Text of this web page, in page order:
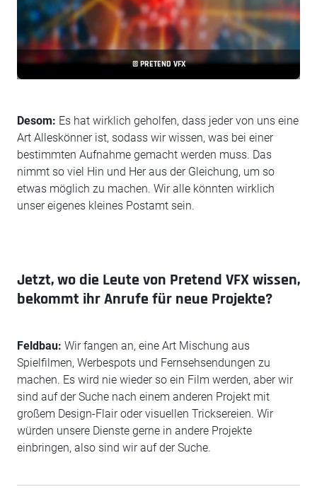
© PRETEND VFX
Desom: Es hat wirklich geholfen, dass jeder von uns eine
Art Alleskönner ist, sodass wir wissen, was bei einer
bestimmten Aufnahme gemacht werden muss. Das
nimmt so viel Hin und Her aus der Gleichung, um so
etwas möglich zu machen. Wir alle könnten wirklich
unser eigenes kleines Postamt sein.
Jetzt, wo die Leute von Pretend VFX wissen,
bekommt ihr Anrufe für neue Projekte?
Feldbau: Wir fangen an, eine Art Mischung aus
Spielfilmen, Werbespots und Fernsehsendungen zu
machen. Es wird nie wieder so ein Film werden, aber wir
sind auf der Suche nach einem anderen Projekt mit
großem Design-Flair oder visuellen Tricksereien. Wir
würden unsere Dienste gerne in andere Projekte
einbringen, also sind wir auf der Suche.